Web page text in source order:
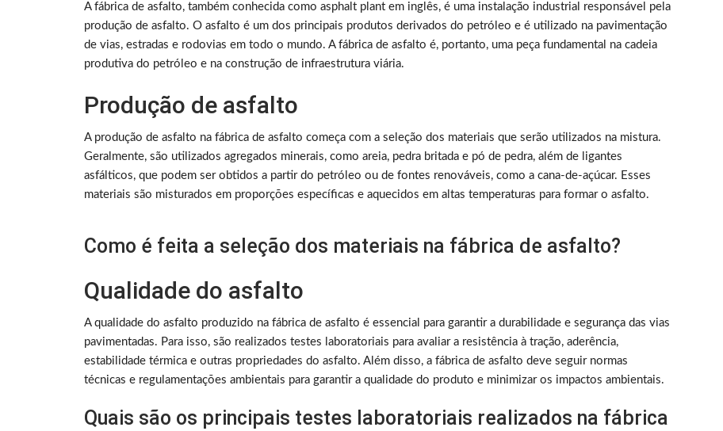
A fábrica de asfalto, também conhecida como asphalt plant em inglês, é uma instalação industrial responsável pela
produção de asfalto. O asfalto é um dos principais produtos derivados do petróleo e é utilizado na pavimentação
de vias, estradas e rodovias em todo o mundo. A fábrica de asfalto é, portanto, uma peça fundamental na cadeia
produtiva do petróleo e na construção de infraestrutura viária.
Produção de asfalto
A produção de asfalto na fábrica de asfalto começa com a seleção dos materiais que serão utilizados na mistura.
Geralmente, são utilizados agregados minerais, como areia, pedra britada e pó de pedra, além de ligantes
asfálticos, que podem ser obtidos a partir do petróleo ou de fontes renováveis, como a cana-de-açúcar. Esses
materiais são misturados em proporções específicas e aquecidos em altas temperaturas para formar o asfalto.
Como é feita a seleção dos materiais na fábrica de asfalto?
Qualidade do asfalto
A qualidade do asfalto produzido na fábrica de asfalto é essencial para garantir a durabilidade e segurança das vias
pavimentadas. Para isso, são realizados testes laboratoriais para avaliar a resistência à tração, aderência,
estabilidade térmica e outras propriedades do asfalto. Além disso, a fábrica de asfalto deve seguir normas
técnicas e regulamentações ambientais para garantir a qualidade do produto e minimizar os impactos ambientais.
Quais são os principais testes laboratoriais realizados na fábrica